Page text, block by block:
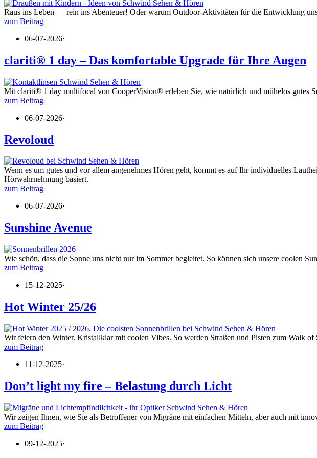
Raus ins Leben — rein ins Abenteuer! Oder warum Outdoor-Aktivitäten für die Entwicklung
zum Beitrag
06-07-2026·
clariti® 1 day – Das komfortable Upgrade für Ihre Augen
Mit clariti® 1 day multifocal von CooperVision® erleben Sie, wie natürlich und mühelos gutes
zum Beitrag
06-07-2026·
Revoloud
Wenn es um gutes und vor allem angenehmes Hören geht, kommt es auf Ihr individuelles
Hörwahrnehmung basiert.
zum Beitrag
06-07-2026·
Sunshine Avenue
Wie schön, dass die Sonne uns nicht nur im Sommer begleitet. So können sich unsere coolen
zum Beitrag
15-12-2025·
Hot Winter 25/26
Wir feiern den Winter. Kristallklar mit coolen Vibes. So werden Straßen und Pisten zum Walk of
zum Beitrag
11-12-2025·
Don’t light my fire – Belastung durch Licht
Wir zeigen Ihnen, wie Sie als Betroffener von Migräne mit einfachen Mitteln, aber auch mit
zum Beitrag
09-12-2025·